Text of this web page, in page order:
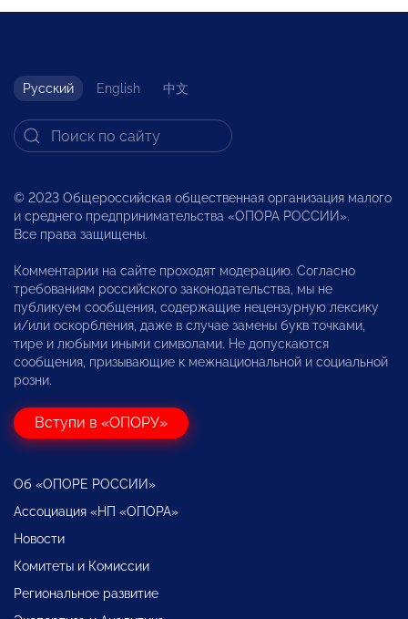
Русский English 中文
© 2023 Общероссийская общественная организация малого
и среднего предпринимательства «ОПОРА РОССИИ».
Все права защищены.
Комментарии на сайте проходят модерацию. Согласно
требованиям российского законодательства, мы не
публикуем сообщения, содержащие нецензурную лексику
и/или оскорбления, даже в случае замены букв точками,
тире и любыми иными символами. Не допускаются
сообщения, призывающие к межнациональной и социальной
розни.
Вступи в «ОПОРУ»
Об «ОПОРЕ РОССИИ»
Ассоциация «НП «ОПОРА»
Новости
Комитеты и Комиссии
Региональное развитие